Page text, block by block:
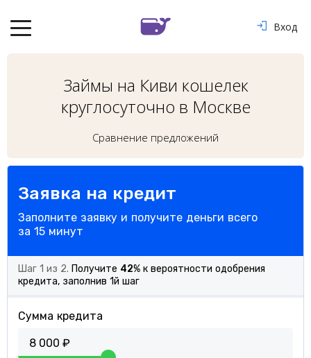
Вход
Займы на Киви кошелек
круглосуточно в Москве
Сравнение предложений